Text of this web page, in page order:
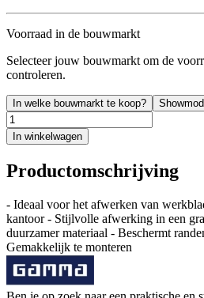
Voorraad in de bouwmarkt
Selecteer jouw bouwmarkt om de
controleren.
In welke bouwmarkt te koop?
In winkelwagen
Productomschrijving
- Ideaal voor het afwerken van
kantoor - Stijlvolle afwerking in een
duurzamer materiaal - Beschermt
Gemakkelijk te monteren